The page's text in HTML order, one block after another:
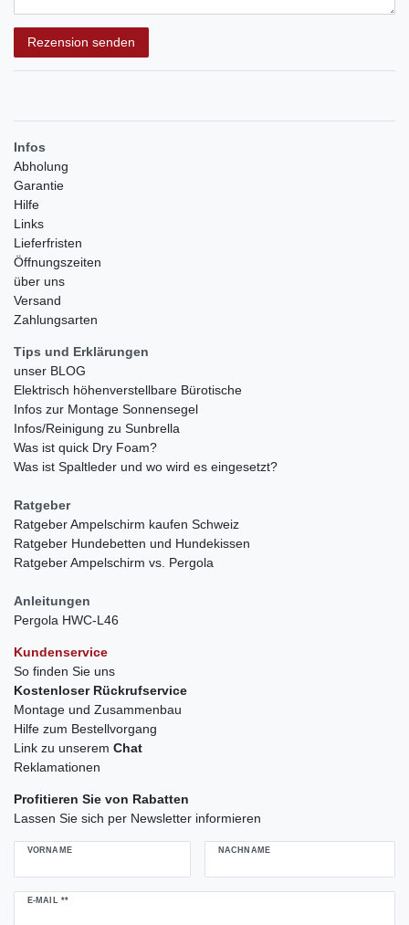
Rezension senden
Infos
Abholung
Garantie
Hilfe
Links
Lieferfristen
Öffnungszeiten
über uns
Versand
Zahlungsarten
Tips und Erklärungen
unser BLOG
Elektrisch höhenverstellbare Bürotische
Infos zur Montage Sonnensegel
Infos/Reinigung zu Sunbrella
Was ist quick Dry Foam?
Was ist Spaltleder und wo wird es eingesetzt?
Ratgeber
Ratgeber Ampelschirm kaufen Schweiz
Ratgeber Hundebetten und Hundekissen
Ratgeber Ampelschirm vs. Pergola
Anleitungen
Pergola HWC-L46
Kundenservice
So finden Sie uns
Kostenloser Rückrufservice
Montage und Zusammenbau
Hilfe zum Bestellvorgang
Link zu unserem Chat
Reklamationen
Profitieren Sie von Rabatten
Lassen Sie sich per Newsletter informieren
VORNAME NACHNAME
E-MAIL **
Newsletter